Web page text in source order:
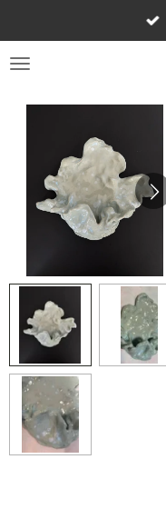
au
contenu